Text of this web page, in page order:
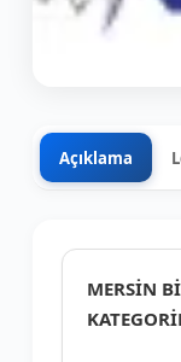
Açıklama
MERSİN